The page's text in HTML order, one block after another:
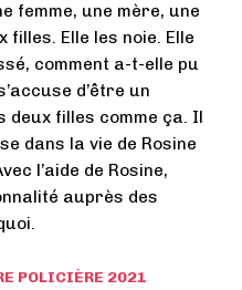
femme, une mère, une
Elle les noie. Elle
comment a-t-elle pu
d’être un
deux filles comme ça. Il
dans la vie de Rosine
l’aide de Rosine,
auprès des
POLICIÈRE 2021